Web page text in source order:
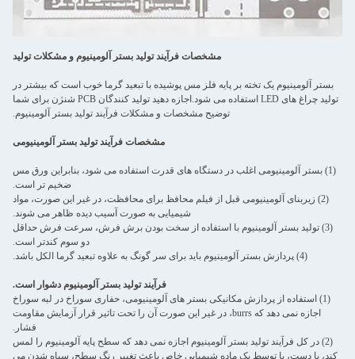
مشخصات فرآیند تولید بستر آلومینیوم و مشکلات تولید
بستر آلومینیوم یک تخته بر پایه فلز مس پوشیده با تبعید گرما خوب است که بیشتر در
تولید چراغ های LED استفاده می شود.اجازه دهید تولید کنندگان PCB شنژن برای شما
توضیح مشخصات و مشکلات فرآیند تولید بستر آلومینیوم.
مشخصات فرآیند تولید بستر آلومینیومی
(1) بستر آلومینیومی اغلب در دستگاه های قدرت استفاده می شود، بنابراین ورق مس
ضخیم تر است.
(2) زیربنای آلومینیومی قبل از فیلم محافظ برای محافظت، در غیر این صورت، مواد
شیمیایی به صورت آسیب دیده ظاهر می شوند.
(3) تولید بستر آلومینیوم با استفاده از سخت بودن برش فرش، سرعت فرش حداقل
دو سوم کندتر است.
(4) پردازش بستر آلومینیوم باید برای سر گونگ به علاوه تبعید گرما الکل باشد.
فرآیند تولید بستر آلومینیوم دشوار است.
(1) استفاده از پردازش مکانیکی بستر های آلومینیومی، حفاری سوراخ در لبه سوراخ
اجازه نمی دهد که burrs، در غیر این صورت آن را تحت تاثیر قرار آزمایش مقاومت
فشار.
(2) در کل فرآیند تولید بستر آلومینیوم اجازه نمی دهد که سطح پایه آلومینیوم را لمس
کند، با دست، یا توسط یک ماده شیمیایی خاص باعث تغییر رنگ سطح، سیاه شدن می